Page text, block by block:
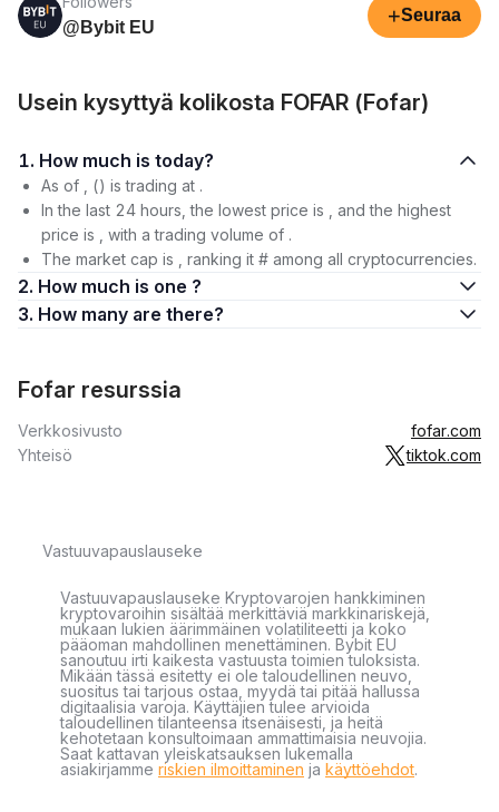
@Bybit EU
+Seuraa
Usein kysyttyä kolikosta FOFAR (Fofar)
1. How much is today?
As of , () is trading at .
In the last 24 hours, the lowest price is , and the highest
price is , with a trading volume of .
The market cap is , ranking it # among all cryptocurrencies.
2. How much is one ?
3. How many are there?
Fofar resurssia
Verkkosivusto
fofar.com
Yhteisö
tiktok.com
Vastuuvapauslauseke
Vastuuvapauslauseke Kryptovarojen hankkiminen
kryptovaroihin sisältää merkittäviä markkinariskejä,
mukaan lukien äärimmäinen volatiliteetti ja koko
pääoman mahdollinen menettäminen. Bybit EU
sanoutuu irti kaikesta vastuusta toimien tuloksista.
Mikään tässä esitetty ei ole taloudellinen neuvo,
suositus tai tarjous ostaa, myydä tai pitää hallussa
digitaalisia varoja. Käyttäjien tulee arvioida
taloudellinen tilanteensa itsenäisesti, ja heitä
kehotetaan konsultoimaan ammattimaisia neuvojia.
Saat kattavan yleiskatsauksen lukemalla
asiakirjamme riskien ilmoittaminen ja käyttöehdot.